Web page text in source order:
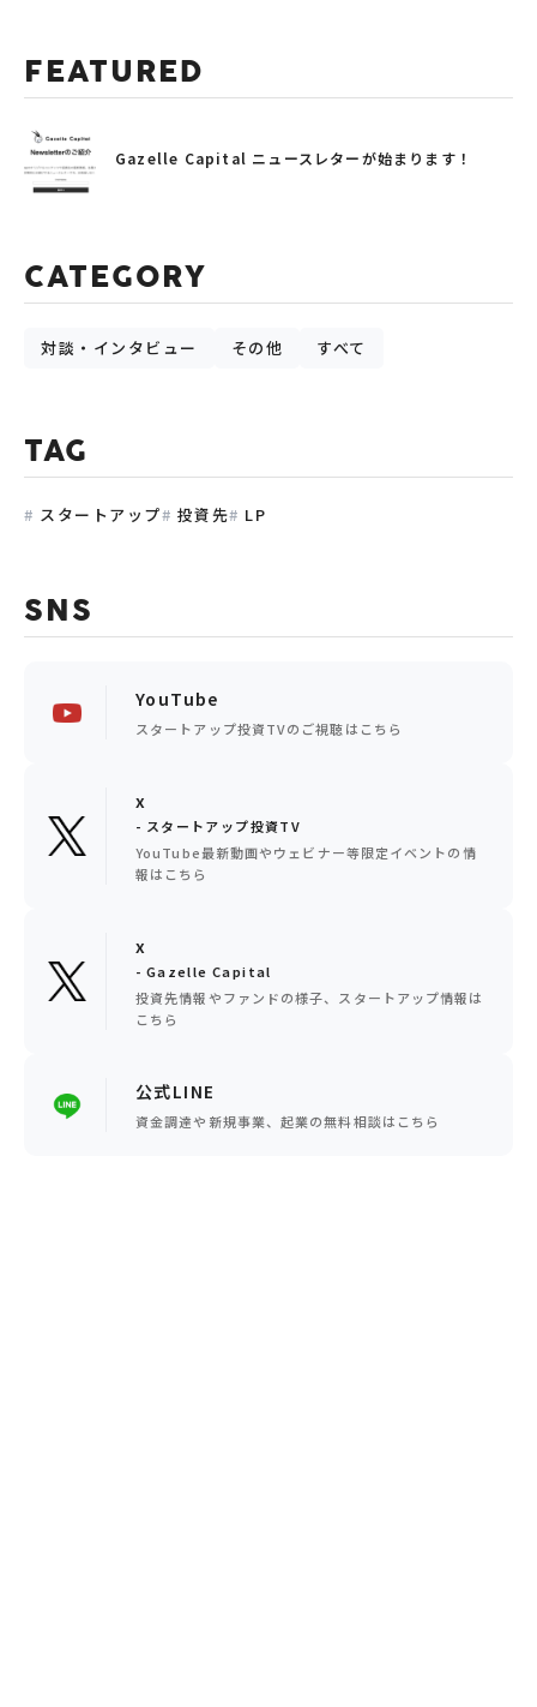
FEATURED
Gazelle Capital ニュースレターが始まります！
CATEGORY
対談・インタビュー その他 すべて
TAG
スタートアップ 投資先 LP
SNS
YouTube
スタートアップ投資TVのご視聴はこちら
x
- スタートアップ投資TV
YouTube最新動画やウェビナー等限定イベントの情
報はこちら
x
- Gazelle Capital
投資先情報やファンドの様子、スタートアップ情報は
こちら
公式LINE
資金調達や新規事業、起業の無料相談はこちら